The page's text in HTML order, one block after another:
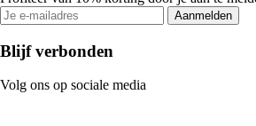
Aanmelden
Blijf verbonden
Volg ons op sociale media